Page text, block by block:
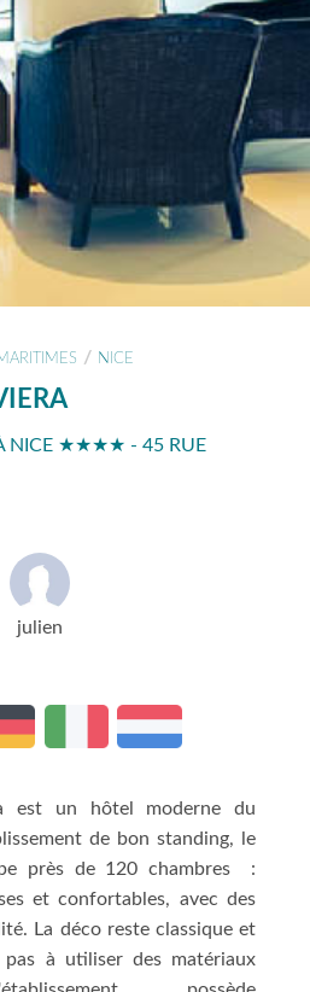
/ NICE
À NICE ★★★★ - 45 RUE
julien
est un hôtel moderne du
de bon standing, le
près de 120 chambres :
et confortables, avec des
La déco reste classique et
pas à utiliser des matériaux